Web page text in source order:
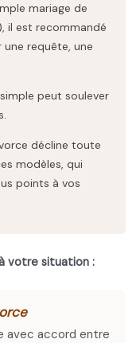
mariage de
il est recommandé
requête, une
peut soulever
décline toute
modèles, qui
points à vos
votre situation :
avec accord entre